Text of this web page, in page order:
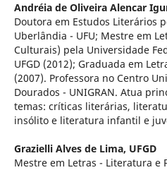
Andréia de Oliveira Alencar
Doutora em Estudos Literários
Uberlândia - UFU; Mestre em
Culturais) pela Universidade
UFGD (2012); Graduada em
(2007). Professora no Centro
Dourados - UNIGRAN. Atua
temas: críticas literárias,
insólito e literatura infantil e
Grazielli Alves de Lima, UFGD
Mestre em Letras - Literatura e